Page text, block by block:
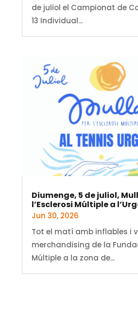
de juliol el Campionat de
13 Individual...
Diumenge, 5 de juliol,
l’Esclerosi Múltiple a
Jun 30, 2026
Tot el matí amb inflables i
merchandising de la
Múltiple a la zona de...